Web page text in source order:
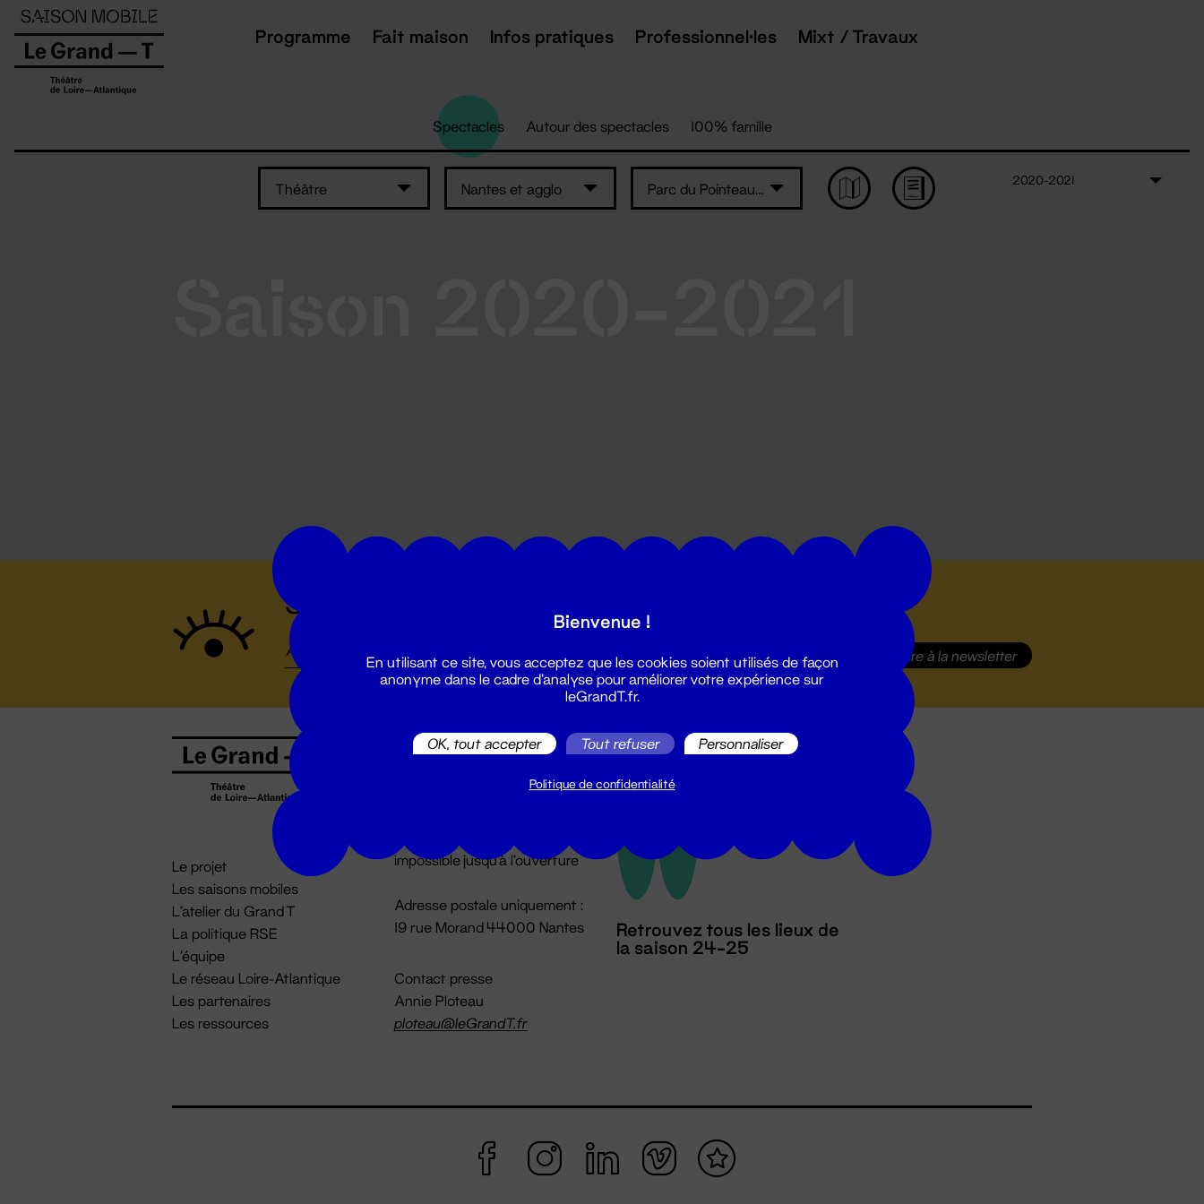
Programme Fait maison Infos pratiques Professionnel·les Mixt / Travaux
Spectacles Autour des spectacles 100% famille
Théâtre Nantes et agglo Parc du Pointeau - Saint-Brévin-les-Pins
2020-2021
Suivez toutes les actualités du Grand T :
S'inscrire à la newsletter
Le projet
Les saisons mobiles
L'atelier du Grand T
La politique RSE
L'équipe
Le réseau Loire-Atlantique
Les partenaires
Les ressources
Billetterie
billetterie@leGrandT.fr
impossible jusqu'à l'ouverture
Adresse postale uniquement :
19 rue Morand 44000 Nantes
Contact presse
Annie Ploteau
ploteau@leGrandT.fr
Retrouvez tous les lieux de
la saison 24-25
Panneau de gestion des cookies
Bienvenue !
En utilisant ce site, vous acceptez que les cookies soient utilisés de façon
anonyme dans le cadre d'analyse pour améliorer votre expérience sur
leGrandT.fr.
OK, tout accepter Tout refuser Personnaliser
Politique de confidentialité